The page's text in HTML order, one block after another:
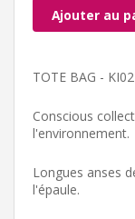
Ajouter au
TOTE BAG -
Conscious
l'environnement.
Longues anses
l'épaule.